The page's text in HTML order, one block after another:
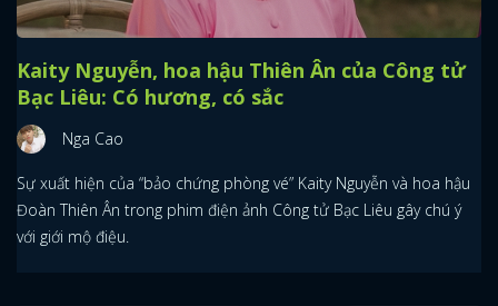
Kaity Nguyễn, hoa hậu Thiên Ân của Công tử
Bạc Liêu: Có hương, có sắc
Nga Cao
Sự xuất hiện của “bảo chứng phòng vé” Kaity Nguyễn và hoa hậu
Đoàn Thiên Ân trong phim điện ảnh Công tử Bạc Liêu gây chú ý
với giới mộ điệu.